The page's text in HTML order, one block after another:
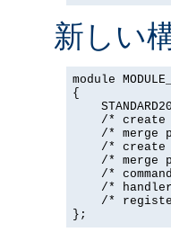
新しい
module
{
/* create
/* merge
/* create
/* merge
/*
/*
/*
};